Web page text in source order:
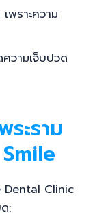
พราะความ
วามเจ็บปวด
ะราม
Dental Clinic
: